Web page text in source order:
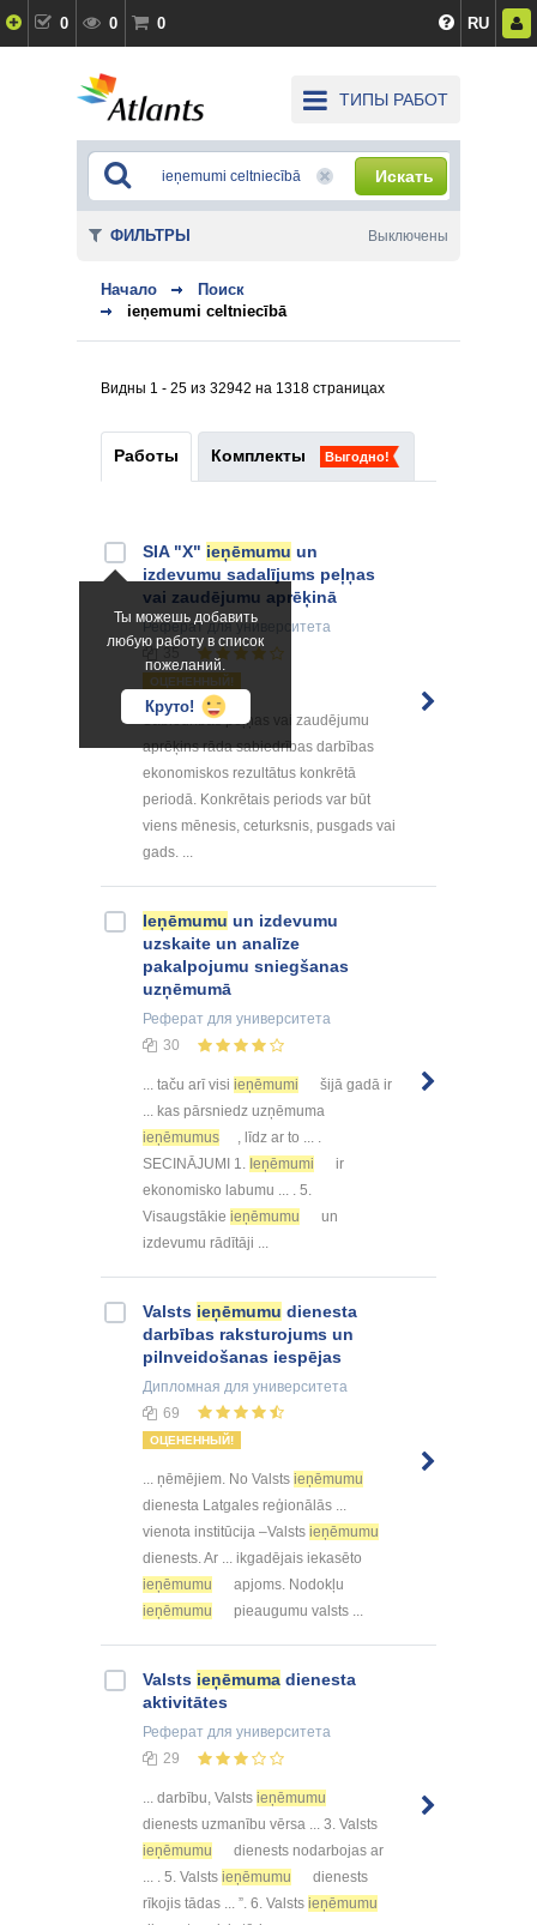
0 0 0 RU
ТИПЫ РАБОТ
Искать
Начало
Поиск
ieņemumi celtniecībā
Видны 1 - 25 из 32942 на 1318 страницах
Работы Комплекты Выгодно!
Ты можешь добавить
любую работу в список
пожеланий.
Круто!
SIA "X" ieņēmumu un
izdevumu sadalījums peļņas
vai zaudējumu aprēķinā
Рефератдля университета
ОЦЕНЕННЫЙ!
Sabiedrības peļņas vai zaudējumu
aprēķins rāda sabiedrības darbības
ekonomiskos rezultātus konkrētā
periodā. Konkrētais periods var būt
viens mēnesis, ceturksnis, pusgads vai
gads. ...
Ieņēmumu un izdevumu
uzskaite un analīze
pakalpojumu sniegšanas
uzņēmumā
Реферат для университета
30
... taču arī visi ieņēmumi
šijā gadā ir
... kas pārsniedz uzņēmuma
ieņēmumus
, līdz ar to ... .
SECINĀJUMI 1. Ieņēmumi
ir
ekonomisko labumu ... . 5.
Visaugstākie ieņēmumu
un
izdevumu rādītāji ...
Valsts ieņēmumu dienesta
darbības raksturojums un
pilnveidošanas iespējas
Дипломная для университета
69
ОЦЕНЕННЫЙ!
... ņēmējiem. No Valsts ieņēmumu
dienesta Latgales reģionālās ...
vienota institūcija –Valsts ieņēmumu
dienests. Ar ... ikgadējais iekasēto
ieņēmumu
apjoms. Nodokļu
ieņēmumu
pieaugumu valsts ...
Valsts ieņēmuma dienesta
aktivitātes
Реферат для университета
29
... darbību, Valsts ieņēmumu
dienests uzmanību vērsa ... 3. Valsts
ieņēmumu
dienests nodarbojas ar
... . 5. Valsts ieņēmumu
dienests
rīkojis tādas ... ”. 6. Valsts ieņēmumu
ФИЛЬТРЫ Выключены